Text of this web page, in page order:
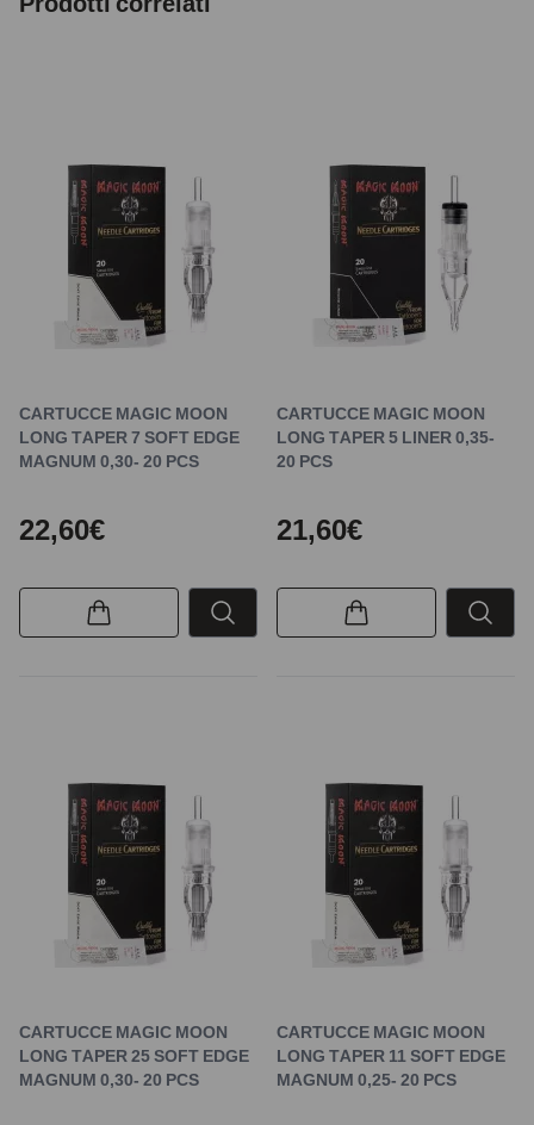
CARTUCCE MAGIC MOON
LONG TAPER 7 SOFT EDGE
MAGNUM 0,30- 20 PCS
22,60€
CARTUCCE MAGIC MOON
LONG TAPER 5 LINER 0,35-
20 PCS
21,60€
CARTUCCE MAGIC MOON
LONG TAPER 25 SOFT EDGE
MAGNUM 0,30- 20 PCS
CARTUCCE MAGIC MOON
LONG TAPER 11 SOFT EDGE
MAGNUM 0,25- 20 PCS